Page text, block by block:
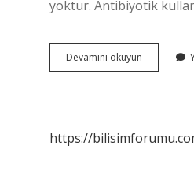
yoktur. Antibiyotik
Devamını okuyun Bakteriyel
Boğaz
https://